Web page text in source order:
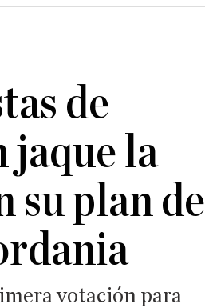
de
jaque la
su plan de
votación para